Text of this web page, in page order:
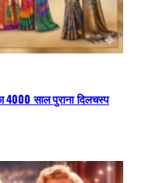
4000 साल पुराना दिलचस्प